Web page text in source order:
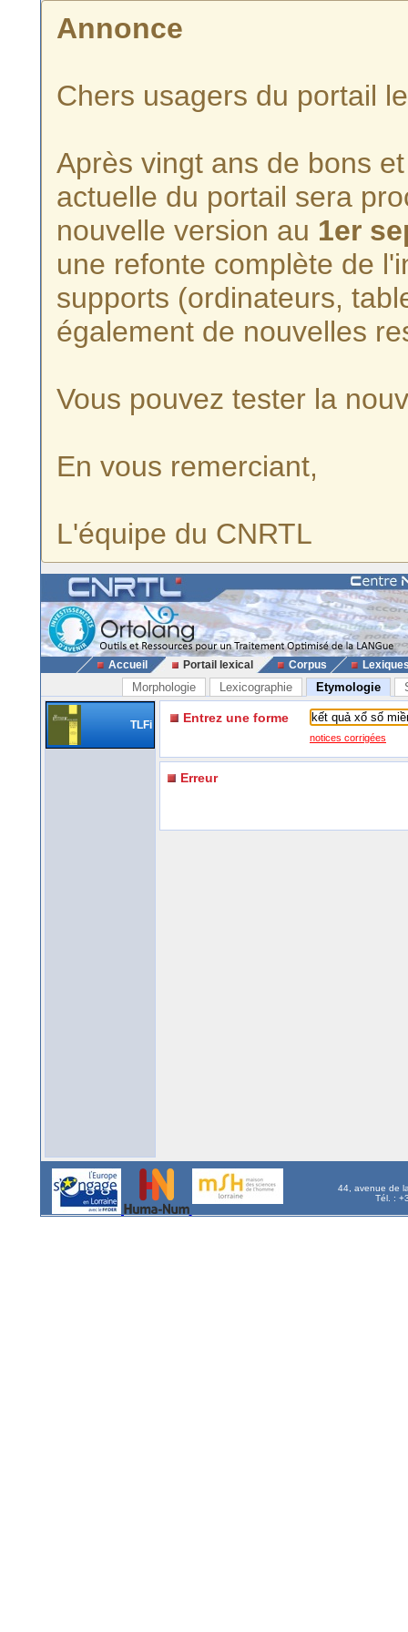
Annonce
Chers usagers du portail
Après vingt ans de bons
actuelle du portail sera
nouvelle version au 1er
une refonte complète de
supports (ordinateurs,
également de nouvelles
Vous pouvez tester la
En vous remerciant,
L'équipe du CNRTL
Accueil Portail lexical Corpus
Morphologie Lexicographie Etymologie
TLFi Entrez une forme
notices corrigées
Erreur
44, avenue de
Tél. :